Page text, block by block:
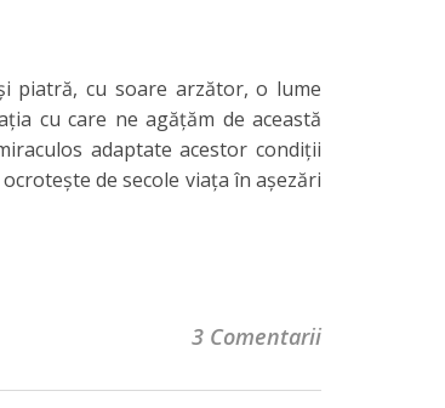
piatră, cu soare arzător, o lume
cu care ne agăţăm de această
adaptate acestor condiţii
de secole viaţa în aşezări
3 Comentarii